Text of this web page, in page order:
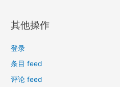
其他操作
登录
条目 feed
评论 feed